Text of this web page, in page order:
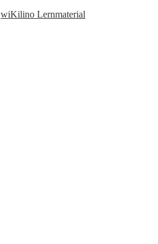
wiKilino Lernmaterial